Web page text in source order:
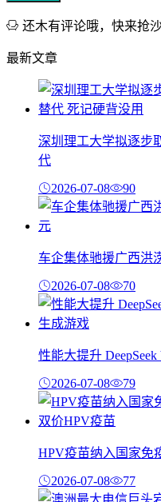
还木有评论哦，快来抢
最新文章
深圳理工大学拟逐步
代
2026-07-08 90
车企集体驰援广西洪
2026-07-08 70
性能大提升
2026-07-08 79
HPV疫苗纳入国家免
2026-07-08 77